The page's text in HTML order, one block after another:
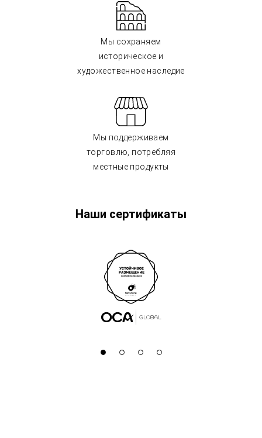
Мы сохраняем
историческое и
художественное наследие
Мы поддерживаем
торговлю, потребляя
местные продукты
Наши сертификаты